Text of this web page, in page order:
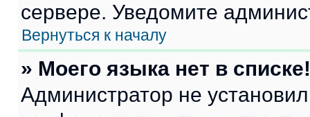
сервере. Уведомите
Вернуться к началу
» Моего языка нет в списке!
Администратор не